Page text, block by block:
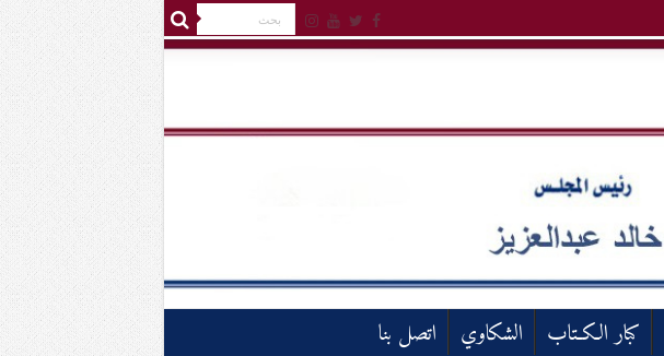
كبار الكـتاب الشكاوي اتصل بنا